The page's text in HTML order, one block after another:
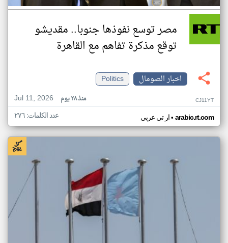
مصر توسع نفوذها جنوبا.. مقديشو
توقع مذكرة تفاهم مع القاهرة
اخبار الصومال
Politics
Jul 11, 2026
منذ ٢٨ يوم CJ11YT
ار تي عربي• arabic.rt.com عدد الكلمات: ٢٧٦